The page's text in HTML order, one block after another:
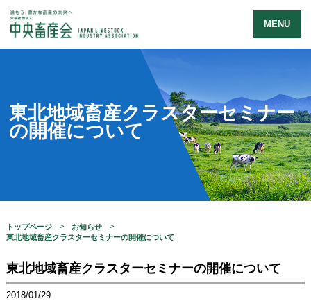
MENU
東北地域畜産クラスターセミナー
の開催について
トップページ
お知らせ
東北地域畜産クラスターセミナーの開催について
東北地域畜産クラスターセミナーの開催について
2018/01/29